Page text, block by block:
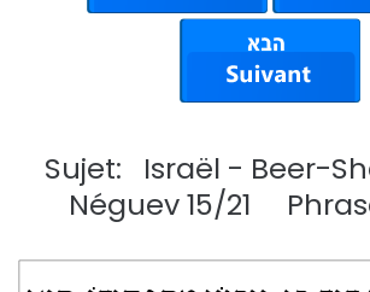
Sujet: Israël - Beer-
Néguev 15/21